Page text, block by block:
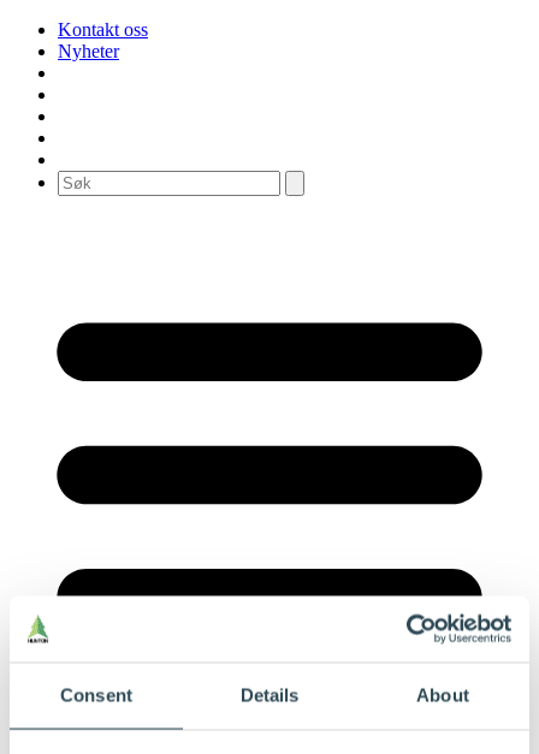
Consent Details About
Kontakt oss
Nyheter